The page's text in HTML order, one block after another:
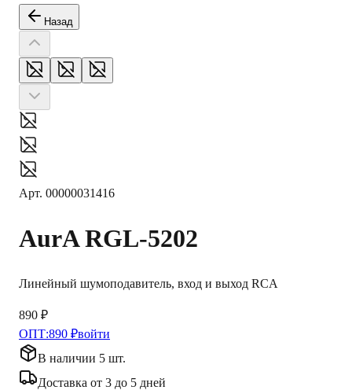
Назад
Арт. 00000031416
AurA RGL-5202
Линейный шумоподавитель, вход и выход RCA
890 ₽
ОПТ:890 ₽войти
В наличии 5 шт.
Доставка от 3 до 5 дней